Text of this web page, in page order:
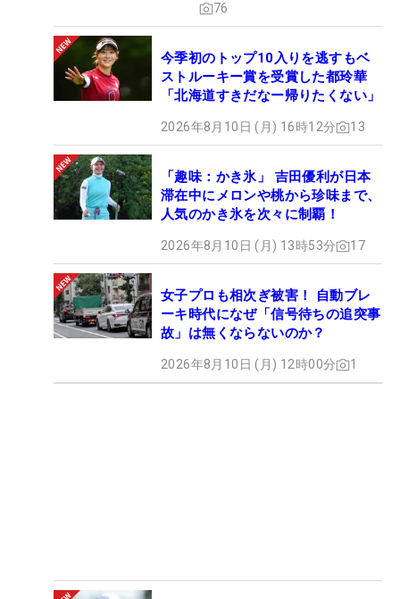
76
今季初のトップ10入りを逃すもベ
ストルーキー賞を受賞した都玲華
「北海道すきだなー帰りたくない」
2026年8月10日 (月) 16時12分 13
「趣味：かき氷」 吉田優利が日本
滞在中にメロンや桃から珍味まで、
人気のかき氷を次々に制覇！
2026年8月10日 (月) 13時53分 17
女子プロも相次ぎ被害！ 自動ブレ
ーキ時代になぜ「信号待ちの追突事
故」は無くならないのか？
2026年8月10日 (月) 12時00分 1